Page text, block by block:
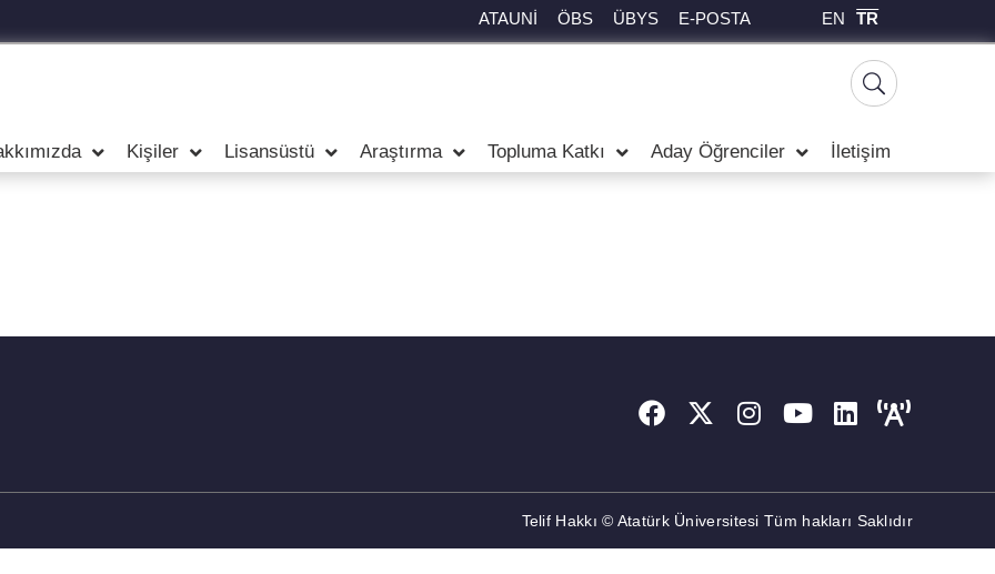
ATAUNİ ÖBS ÜBYS E-POSTA EN TR
Kişiler Lisansüstü Araştırma Topluma Katkı Aday Öğrenciler İletişim
Telif Hakkı © Atatürk Üniversitesi Tüm hakları Saklıdır